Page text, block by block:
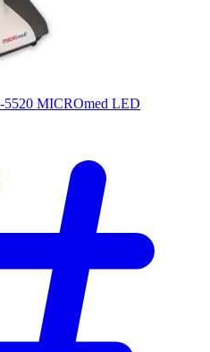
MICROmed LED